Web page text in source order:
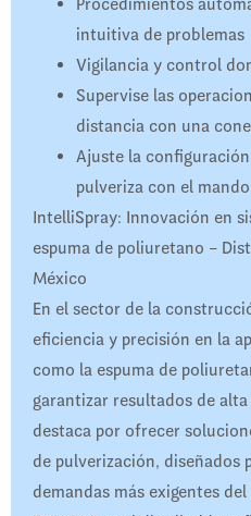
Procedimientos
intuitiva de problemas
Vigilancia y control
Supervise las
distancia con una
Ajuste la
pulveriza con el
IntelliSpray: Innovación en
espuma de poliuretano –
México
En el sector de la
eficiencia y precisión en la
como la espuma de
garantizar resultados de
destaca por ofrecer
de pulverización, diseñados
demandas más exigentes